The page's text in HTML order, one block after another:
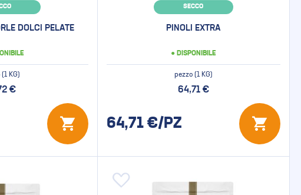
DOLCI PELATE
KG)
€
SECCO
PINOLI EXTRA
● DISPONIBILE
pezzo (1 KG)
64,71 €
64,71€/PZ
Aggiungi alla lista desideri